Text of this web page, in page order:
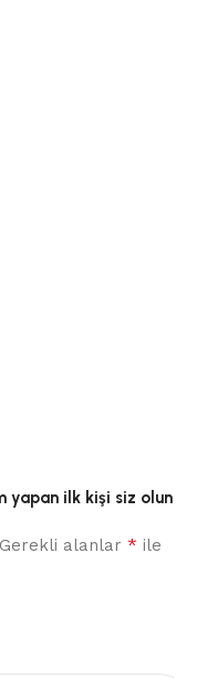
yapan ilk kişi siz olun
Gerekli alanlar * ile